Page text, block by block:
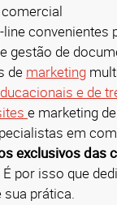
comercial
line convenientes
gestão de
de marketing
e de
e marketing
em
exclusivos das
É por isso que
sua prática.